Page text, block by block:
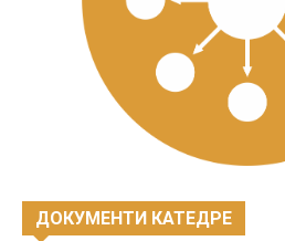
ДОКУМЕНТИ КАТЕДРЕ